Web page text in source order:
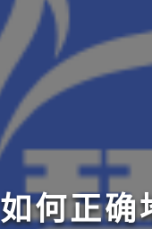
如何正